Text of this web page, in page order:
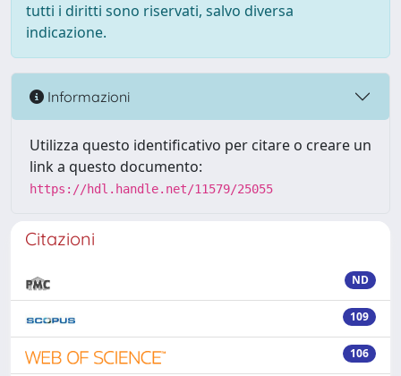
tutti i diritti sono riservati, salvo diversa
indicazione.
Informazioni
Utilizza questo identificativo per citare o creare un
link a questo documento:
https://hdl.handle.net/11579/25055
Citazioni
ND
109
106